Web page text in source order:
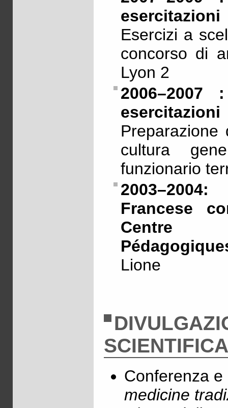
esercitazioni
Esercizi a
concorso di
Lyon 2
esercitazioni
cultura
funzionario
Francese
Centre
Lione
SCIENTIFICA
Conferenza
medicine